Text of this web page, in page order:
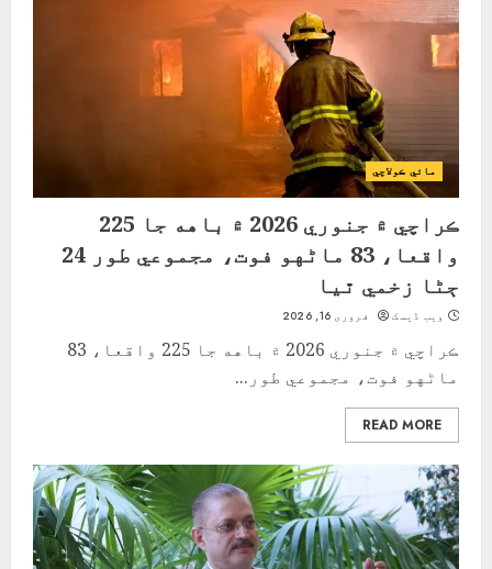
مائي ڪولاچي
ڪراچي ۾ جنوري 2026 ۾ باهه جا 225
واقعا، 83 ماڻهو فوت، مجموعي طور 24
ڄڻا زخمي ٿيا
ویب ڈیسک فروری 16, 2026
ڪراچي ۾ جنوري 2026 ۾ باهه جا 225 واقعا، 83
ماڻهو فوت، مجموعي طور...
READ MORE